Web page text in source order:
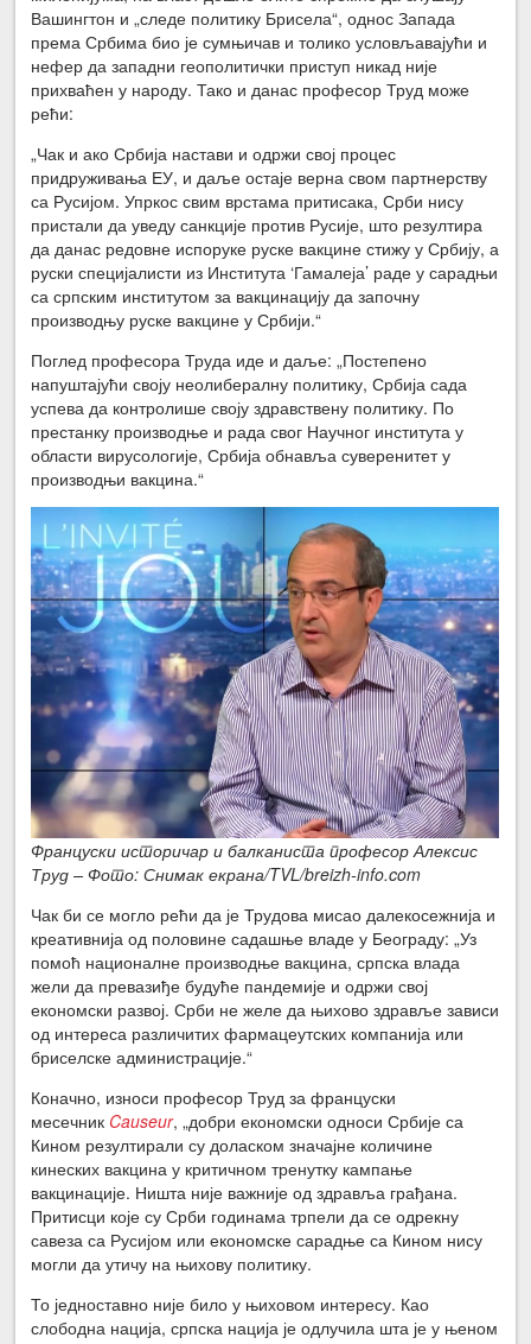
Вашингтон и „следе политику Брисела“, однос Запада
према Србима био је сумњичав и толико условљавајући и
нефер да западни геополитички приступ никад није
прихваћен у народу. Тако и данас професор Труд може
рећи:
„Чак и ако Србија настави и одржи свој процес
придруживања ЕУ, и даље остаје верна свом партнерству
са Русијом. Упркос свим врстама притисака, Срби нису
пристали да уведу санкције против Русије, што резултира
да данас редовне испоруке руске вакцине стижу у Србију, а
руски специјалисти из Института ‘Гамалеја’ раде у сарадњи
са српским институтом за вакцинацију да започну
производњу руске вакцине у Србији.“
Поглед професора Труда иде и даље: „Постепено
напуштајући своју неолибералну политику, Србија сада
успева да контролише своју здравствену политику. По
престанку производње и рада свог Научног института у
области вирусологије, Србија обнавља суверенитет у
производњи вакцина.“
Француски историчар и балканиста професор Алексис
Труд – Фото: Снимак екрана/TVL/breizh-info.com
Чак би се могло рећи да је Трудова мисао далекосежнија и
креативнија од половине садашње владе у Београду: „Уз
помоћ националне производње вакцина, српска влада
жели да превазиђе будуће пандемије и одржи свој
економски развој. Срби не желе да њихово здравље зависи
од интереса различитих фармацеутских компанија или
бриселске администрације.“
Коначно, износи професор Труд за француски
месечник Causeur, „добри економски односи Србије са
Кином резултирали су доласком значајне количине
кинеских вакцина у критичном тренутку кампање
вакцинације. Ништа није важније од здравља грађана.
Притисци које су Срби годинама трпели да се одрекну
савеза са Русијом или економске сарадње са Кином нису
могли да утичу на њихову политику.
То једноставно није било у њиховом интересу. Као
слободна нација, српска нација је одлучила шта је у њеном